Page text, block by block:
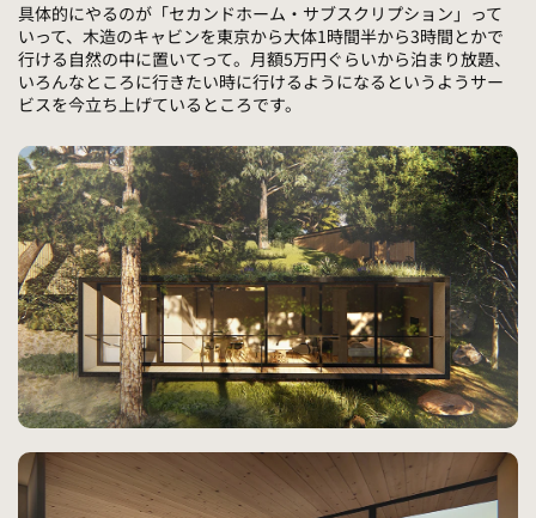
具体的にやるのが「セカンドホーム・サブスクリプション」って
いって、木造のキャビンを東京から大体1時間半から3時間とかで
行ける自然の中に置いてって。月額5万円ぐらいから泊まり放題、
いろんなところに行きたい時に行けるようになるというようサー
ビスを今立ち上げているところです。